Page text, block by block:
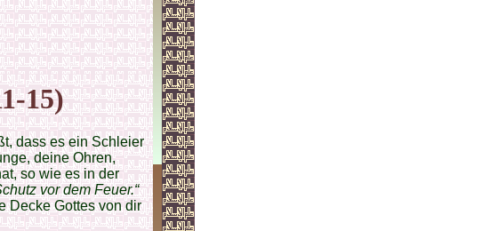
15)
dass es ein Schleier
deine Ohren,
so wie es in der
vor dem Feuer.“
Decke Gottes von dir